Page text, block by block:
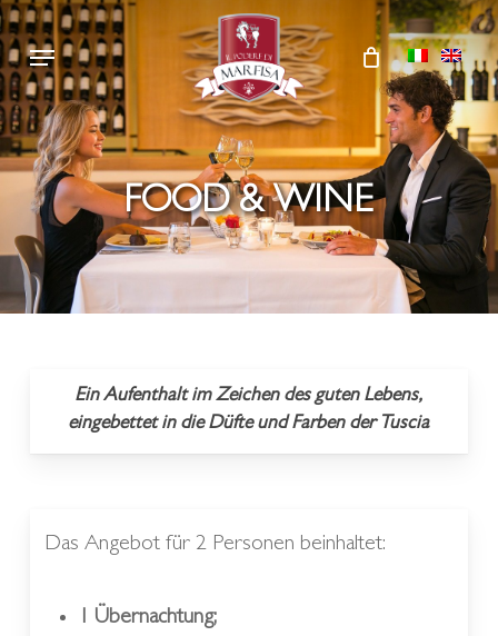
Skip
to
main
content
Menu
FOOD & WINE
Ein Aufenthalt im Zeichen des guten Lebens,
eingebettet in die Düfte und Farben der Tuscia
Das Angebot für 2 Personen beinhaltet:
1 Übernachtung;